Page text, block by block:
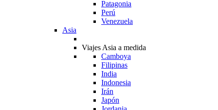
Patagonia
Perú
Venezuela
Asia
Viajes Asia a medida
Camboya
Filipinas
India
Indonesia
Irán
Japón